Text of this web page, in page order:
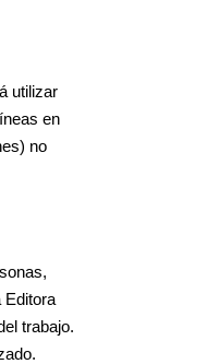
utilizar
en
no
Editora
trabajo.